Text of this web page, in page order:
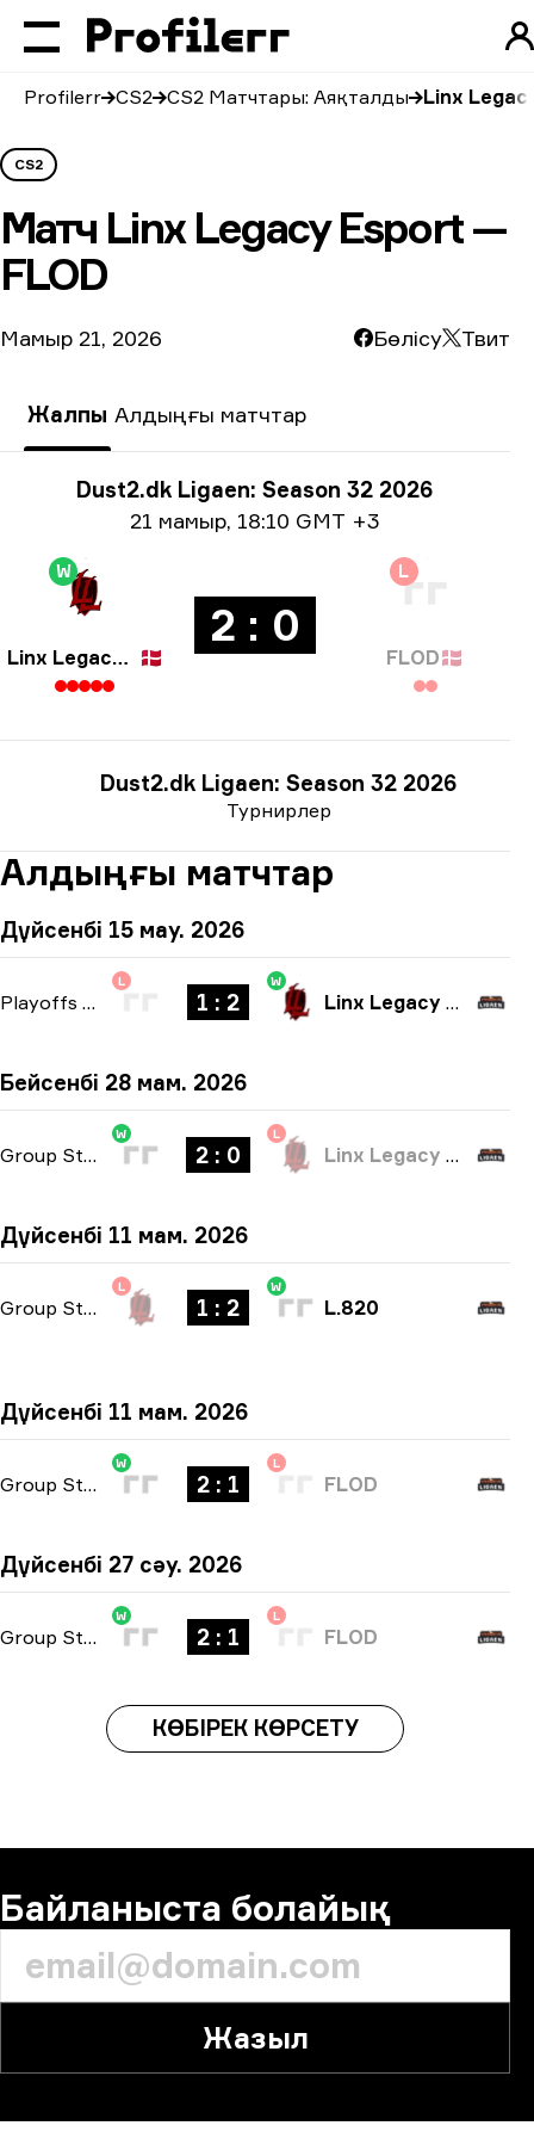
Profilerr CS2 CS2 Матчтары: Аяқталды Linx
CS2
Матч Linx Legacy Esport —
FLOD
Мамыр 21, 2026 Бөлісу Твит
Жалпы Алдыңғы матчтар
Турнир туралы ақпарат
Dust2.dk Ligaen: Season 32 2026
Күні жайлы ақпарат
21 мамыр, 18:10 GMT +3
W
Linx Legacy Esport 🇩🇰
2 : 0
L
FLOD🇩🇰
Турнирлер
Dust2.dk Ligaen: Season 32 2026
Алдыңғы матчтар
Дүйсенбі 15 мау. 2026
Playoffs
L
1 : 2
W
Linx Legacy Esport
Бейсенбі 28 мам. 2026
Group Stage -bo3
W
2 : 0
L
Linx Legacy Esport
Дүйсенбі 11 мам. 2026
Group Stage -bo3
L
1 : 2
W
L.820
Дүйсенбі 11 мам. 2026
Group Stage -bo3
W
2 : 1
L
FLOD
Дүйсенбі 27 сәу. 2026
Group Stage -bo3
W
2 : 1
L
FLOD
КӨБІРЕК КӨРСЕТУ
Байланыста болайық
Жазыл